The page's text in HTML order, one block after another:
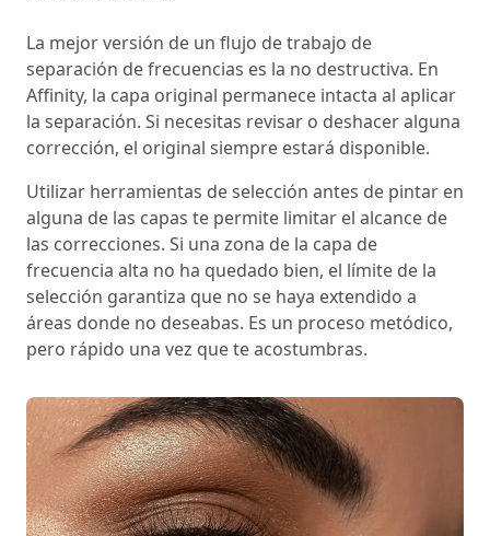
La mejor versión de un flujo de trabajo de
separación de frecuencias es la no destructiva. En
Affinity, la capa original permanece intacta al aplicar
la separación. Si necesitas revisar o deshacer alguna
corrección, el original siempre estará disponible.
Utilizar herramientas de selección antes de pintar en
alguna de las capas te permite limitar el alcance de
las correcciones. Si una zona de la capa de
frecuencia alta no ha quedado bien, el límite de la
selección garantiza que no se haya extendido a
áreas donde no deseabas. Es un proceso metódico,
pero rápido una vez que te acostumbras.